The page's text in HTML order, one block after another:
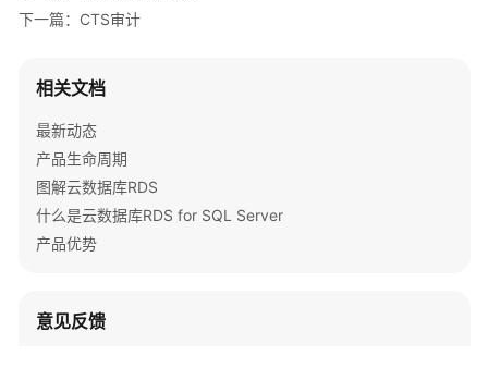
使
的
限
购
RDS
for
实
下一篇：CTS审计
相关文档
最新动态
产品生命周期
图解云数据库RDS
什么是云数据库RDS for SQL Server
产品优势
意见反馈